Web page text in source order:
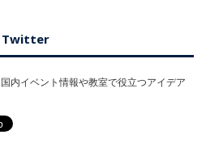
Twitter
内イベント情報や教室で役立つアイデア